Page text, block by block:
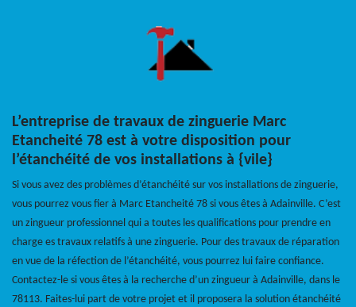
L’entreprise de travaux de zinguerie Marc
Etancheité 78 est à votre disposition pour
l’étanchéité de vos installations à {vile}
Si vous avez des problèmes d’étanchéité sur vos installations de zinguerie,
vous pourrez vous fier à Marc Etancheité 78 si vous êtes à Adainville. C’est
un zingueur professionnel qui a toutes les qualifications pour prendre en
charge es travaux relatifs à une zinguerie. Pour des travaux de réparation
en vue de la réfection de l’étanchéité, vous pourrez lui faire confiance.
Contactez-le si vous êtes à la recherche d’un zingueur à Adainville, dans le
78113. Faites-lui part de votre projet et il proposera la solution étanchéité